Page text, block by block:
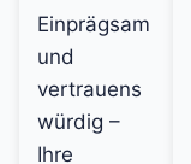
Einprägsam
und
vertrauens
würdig –
Ihre